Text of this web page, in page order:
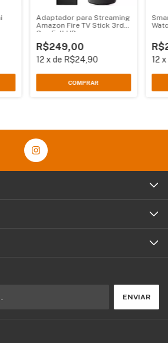
Adaptador para Streaming
Amazon Fire TV Stick 3rd
Gen Full HD
R$249,00
12 xde R$24,90 12 x